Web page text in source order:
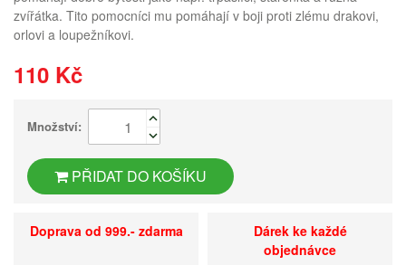
zvířátka. Tito pomocníci mu pomáhají v boji proti zlému drakovi,
orlovi a loupežníkovi.
110 Kč
Množství:
PŘIDAT DO KOŠÍKU
Doprava od 999.- zdarma
Dárek ke každé
objednávce